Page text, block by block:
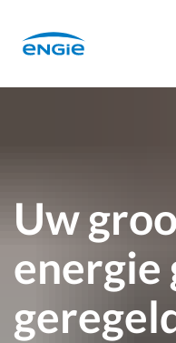
mainZoeken
de
Uw
energie